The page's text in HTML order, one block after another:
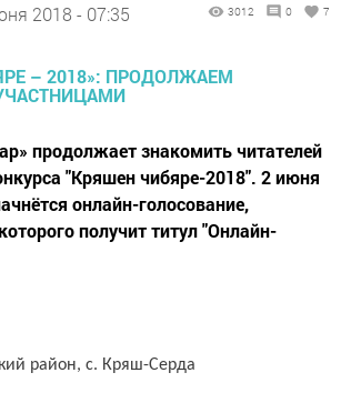
2018 - 07:35 3012 0 7
продолжает знакомить читателей
"Кряшен чибяре-2018". 2 июня
онлайн-голосование,
получит титул "Онлайн-
район, с. Кряш-Серда